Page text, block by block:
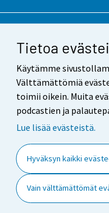
Tietoa
Käytämme
Välttämättömiä
toimii oikein. Muita
podcastien ja
Lue lisää evästeistä.
Hyväksyn kaikki
Vain välttämättömät
Käyttöehdot
Tietosuoja
Saavutettavuus
Tietoa sivustosta
Evästeasetukset